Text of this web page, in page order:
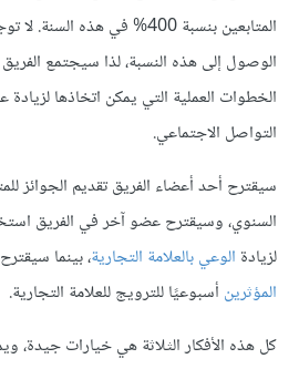
المتابعين بنسبة 400% في هذه
الوصول إلى هذه النسبة، لذا سيجتمع
الخطوات العملية التي يمكن اتخاذها
التواصل الاجتماعي.
سيقترح أحد أعضاء الفريق تقديم الجوائز
السنوي، وسيقترح عضو آخر في الفريق
لزيادة الوعي بالعلامة التجارية، بينما
المؤثرين أسبوعيًا للترويج للعلامة التجارية.
كل هذه الأفكار الثلاثة هي خيارات جيدة،